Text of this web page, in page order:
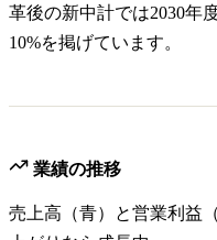
革後の新中計では2030年
10%を掲げています。
業績の推移
売上高（青）と営業利益